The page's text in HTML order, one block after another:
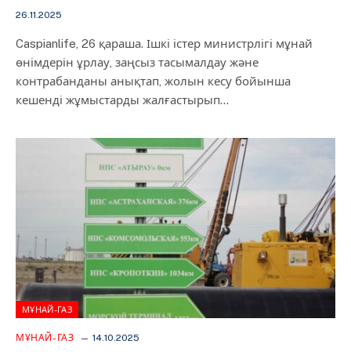
26.11.2025
Caspianlife, 26 қараша. Ішкі істер министрлігі мұнай
өнімдерін ұрлау, заңсыз тасымалдау және
контрабанданы анықтап, жолын кесу бойынша
кешенді жұмыстарды жалғастырып…
МҰНАЙ-ГАЗ
МҰНАЙ-ГАЗ 14.10.2025